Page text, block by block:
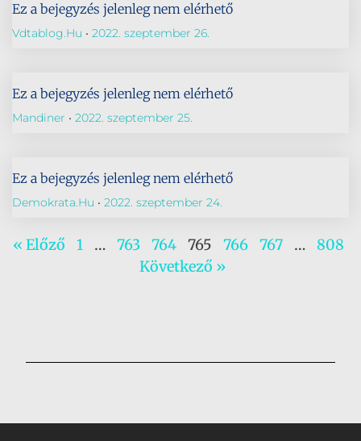
Ez a bejegyzés jelenleg nem elérhető
Vdtablog.hu 2022. szeptember 26.
Ez a bejegyzés jelenleg nem elérhető
Mandiner 2022. szeptember 25.
Ez a bejegyzés jelenleg nem elérhető
Demokrata.hu 2022. szeptember 24.
« Előző 1 … 763 764 765 766 767 …
808
Következő »